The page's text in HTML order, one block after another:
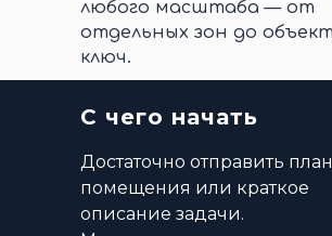
любого масштаба — от
отдельных зон до
ключ.
С чего начать
Достаточно отправить план
помещения или краткое
описание задачи.